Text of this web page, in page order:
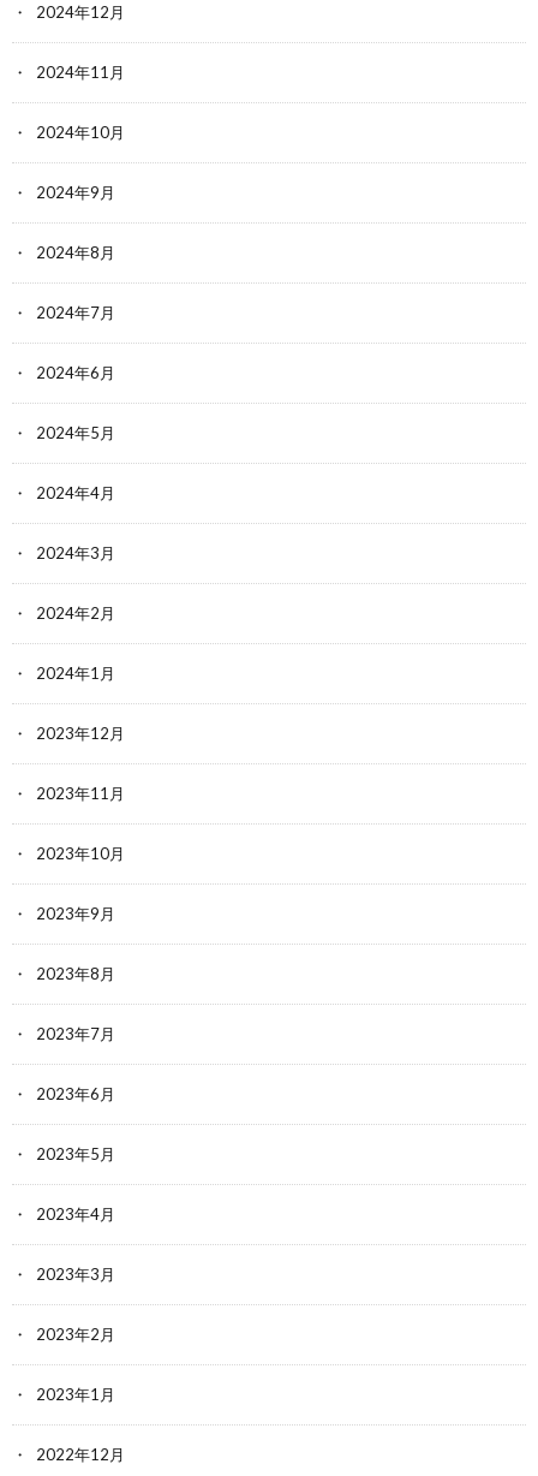
2024年12月
2024年11月
2024年10月
2024年9月
2024年8月
2024年7月
2024年6月
2024年5月
2024年4月
2024年3月
2024年2月
2024年1月
2023年12月
2023年11月
2023年10月
2023年9月
2023年8月
2023年7月
2023年6月
2023年5月
2023年4月
2023年3月
2023年2月
2023年1月
2022年12月